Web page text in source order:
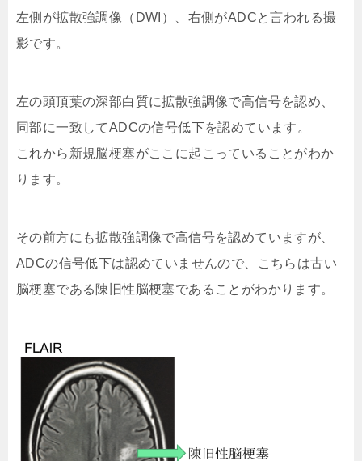
左側が拡散強調像（DWI）、右側がADCと言われる撮
影です。
左の頭頂葉の深部白質に拡散強調像で高信号を認め、
同部に一致してADCの信号低下を認めています。
これから新規脳梗塞がここに起こっていることがわか
ります。
その前方にも拡散強調像で高信号を認めていますが、
ADCの信号低下は認めていませんので、こちらは古い
脳梗塞である陳旧性脳梗塞であることがわかります。